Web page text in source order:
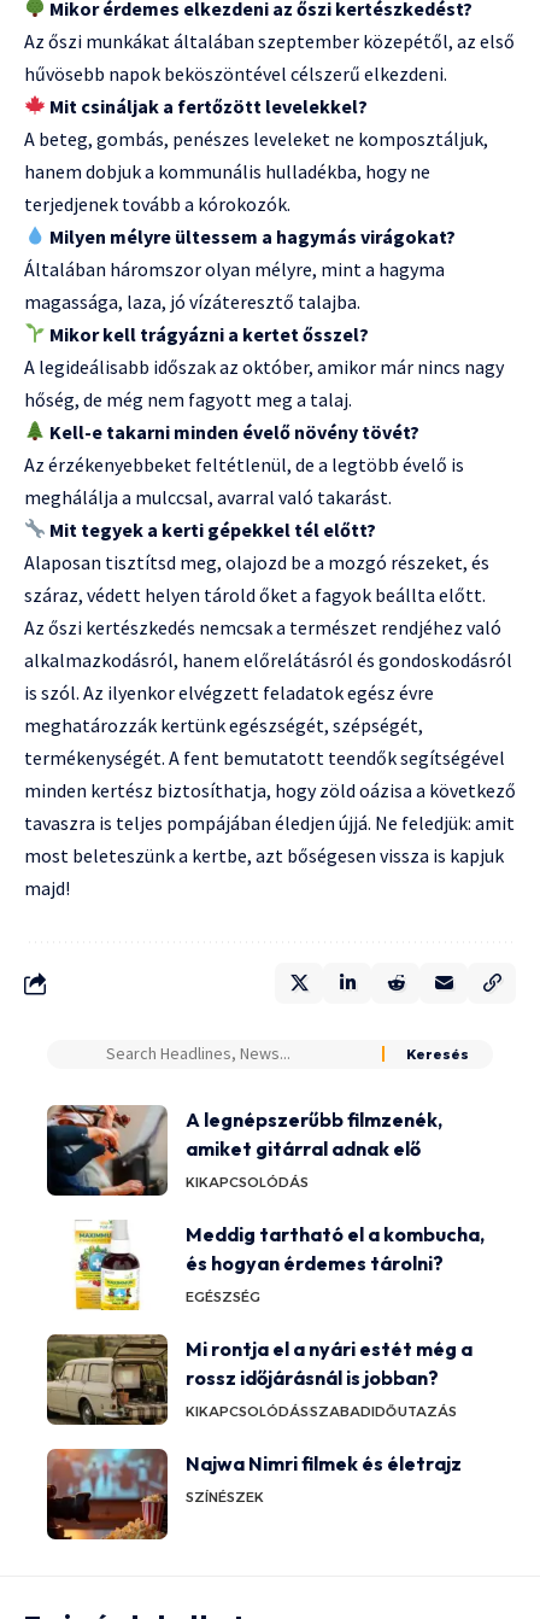
Mikor érdemes elkezdeni az őszi kertészkedést?
Az őszi munkákat általában szeptember közepétől, az első
hűvösebb napok beköszöntével célszerű elkezdeni.
Mit csináljak a fertőzött levelekkel?
A beteg, gombás, penészes leveleket ne komposztáljuk,
hanem dobjuk a kommunális hulladékba, hogy ne
terjedjenek tovább a kórokozók.
Milyen mélyre ültessem a hagymás virágokat?
Általában háromszor olyan mélyre, mint a hagyma
magassága, laza, jó vízáteresztő talajba.
Mikor kell trágyázni a kertet ősszel?
A legideálisabb időszak az október, amikor már nincs nagy
hőség, de még nem fagyott meg a talaj.
Kell-e takarni minden évelő növény tövét?
Az érzékenyebbeket feltétlenül, de a legtöbb évelő is
meghálálja a mulccsal, avarral való takarást.
Mit tegyek a kerti gépekkel tél előtt?
Alaposan tisztítsd meg, olajozd be a mozgó részeket, és
száraz, védett helyen tárold őket a fagyok beállta előtt.
Az őszi kertészkedés nemcsak a természet rendjéhez való
alkalmazkodásról, hanem előrelátásról és gondoskodásról
is szól. Az ilyenkor elvégzett feladatok egész évre
meghatározzák kertünk egészségét, szépségét,
termékenységét. A fent bemutatott teendők segítségével
minden kertész biztosíthatja, hogy zöld oázisa a következő
tavaszra is teljes pompájában éledjen újjá. Ne feledjük: amit
most beleteszünk a kertbe, azt bőségesen vissza is kapjuk
majd!
A legnépszerűbb filmzenék,
amiket gitárral adnak elő
KIKAPCSOLÓDÁS
Meddig tartható el a kombucha,
és hogyan érdemes tárolni?
EGÉSZSÉG
Mi rontja el a nyári estét még a
rossz időjárásnál is jobban?
KIKAPCSOLÓDÁSSZABADIDŐUTAZÁS
Najwa Nimri filmek és életrajz
SZÍNÉSZEK